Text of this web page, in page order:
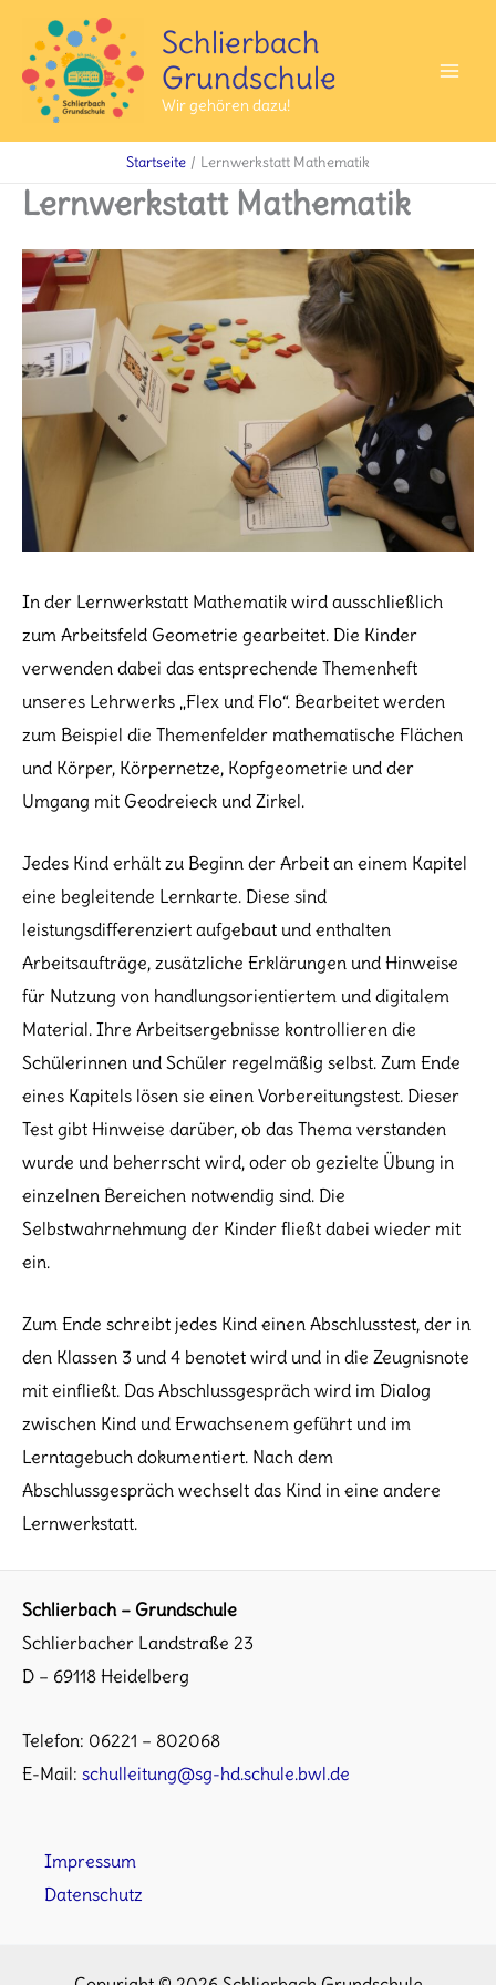
Inhalt
springen
Schlierbach
Grundschule
Wir gehören dazu!
Startseite Lernwerkstatt Mathematik
Lernwerkstatt Mathematik
In der Lernwerkstatt Mathematik wird ausschließlich
zum Arbeitsfeld Geometrie gearbeitet. Die Kinder
verwenden dabei das entsprechende Themenheft
unseres Lehrwerks „Flex und Flo“. Bearbeitet werden
zum Beispiel die Themenfelder mathematische Flächen
und Körper, Körpernetze, Kopfgeometrie und der
Umgang mit Geodreieck und Zirkel.
Jedes Kind erhält zu Beginn der Arbeit an einem Kapitel
eine begleitende Lernkarte. Diese sind
leistungsdifferenziert aufgebaut und enthalten
Arbeitsaufträge, zusätzliche Erklärungen und Hinweise
für Nutzung von handlungsorientiertem und digitalem
Material. Ihre Arbeitsergebnisse kontrollieren die
Schülerinnen und Schüler regelmäßig selbst. Zum Ende
eines Kapitels lösen sie einen Vorbereitungstest. Dieser
Test gibt Hinweise darüber, ob das Thema verstanden
wurde und beherrscht wird, oder ob gezielte Übung in
einzelnen Bereichen notwendig sind. Die
Selbstwahrnehmung der Kinder fließt dabei wieder mit
ein.
Zum Ende schreibt jedes Kind einen Abschlusstest, der in
den Klassen 3 und 4 benotet wird und in die Zeugnisnote
mit einfließt. Das Abschlussgespräch wird im Dialog
zwischen Kind und Erwachsenem geführt und im
Lerntagebuch dokumentiert. Nach dem
Abschlussgespräch wechselt das Kind in eine andere
Lernwerkstatt.
Schlierbach – Grundschule
Schlierbacher Landstraße 23
D – 69118 Heidelberg
Telefon: 06221 – 802068
E-Mail: schulleitung@sg-hd.schule.bwl.de
Impressum
Datenschutz